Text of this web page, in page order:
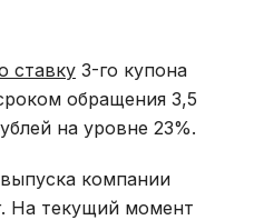
ставку 3-го купона
обращения 3,5
на уровне 23%.
компании
На текущий момент